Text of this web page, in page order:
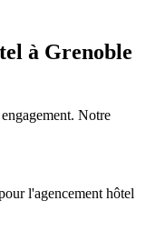
à Grenoble
Notre
l'agencement hôtel